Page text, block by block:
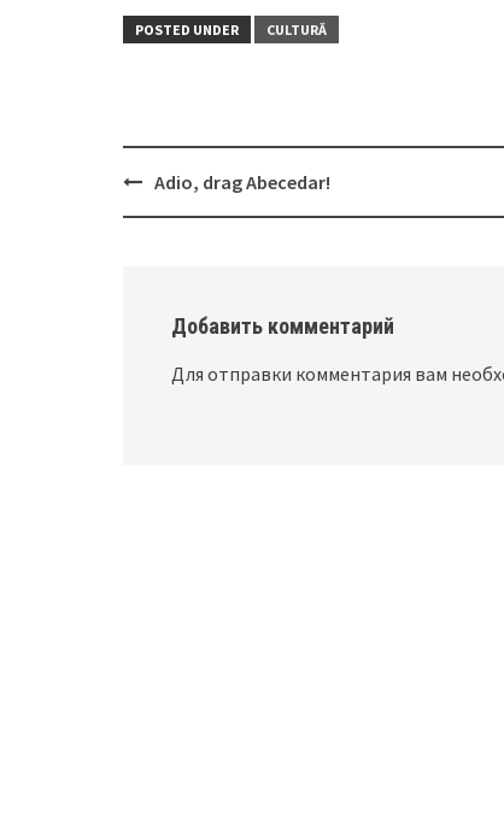
POSTED UNDER CULTURĂ
Post
Adio, drag Abecedar!
Добавить комментарий
Для отправки комментария вам